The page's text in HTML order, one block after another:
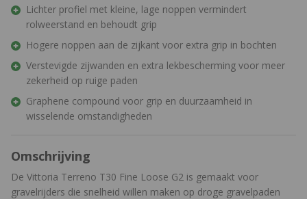
Lichter profiel met kleine, lage noppen vermindert
rolweerstand en behoudt grip
Hogere noppen aan de zijkant voor extra grip in bochten
Verstevigde zijwanden en extra lekbescherming voor meer
zekerheid op ruige paden
Graphene compound voor grip en duurzaamheid in
wisselende omstandigheden
Omschrijving
De Vittoria Terreno T30 Fine Loose G2 is gemaakt voor
gravelrijders die snelheid willen maken op droge gravelpaden